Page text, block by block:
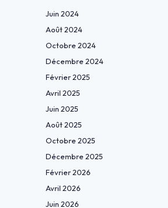
Juin 2024
Août 2024
Octobre 2024
Décembre 2024
Février 2025
Avril 2025
Juin 2025
Août 2025
Octobre 2025
Décembre 2025
Février 2026
Avril 2026
Juin 2026